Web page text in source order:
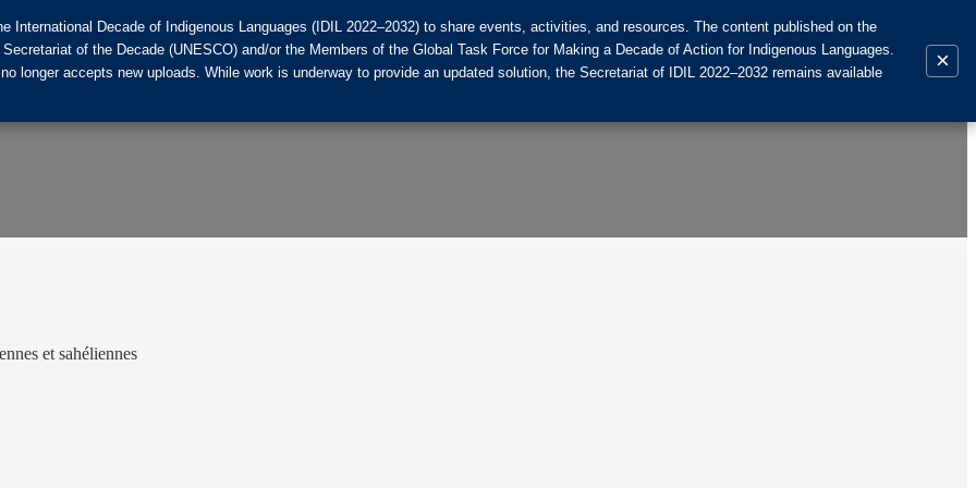
et sahéliennes
Decade of Indigenous Languages (IDIL 2022–2032) to share events, activities, and resources. The content published on the
of the Decade (UNESCO) and/or the Members of the Global Task Force for Making a Decade of Action for Indigenous Languages.
longer accepts new uploads. While work is underway to provide an updated solution, the Secretariat of IDIL 2022–2032 remains available
×